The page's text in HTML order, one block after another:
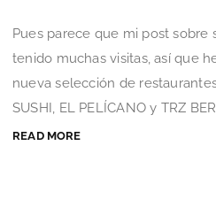
Pues parece que mi post sobre
tenido muchas visitas, así que
nueva selección de
SUSHI, EL PELÍCANO y TRZ
READ MORE